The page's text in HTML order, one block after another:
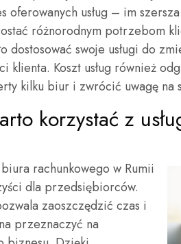
oferowanych usług – im
różnorodnym potrzebom
dostosować swoje usługi do
klienta. Koszt usług również
kilku biur i zwrócić uwagę na
korzystać z
rachunkowego w Rumii
dla przedsiębiorców.
zaoszczędzić czas i
przeznaczyć na